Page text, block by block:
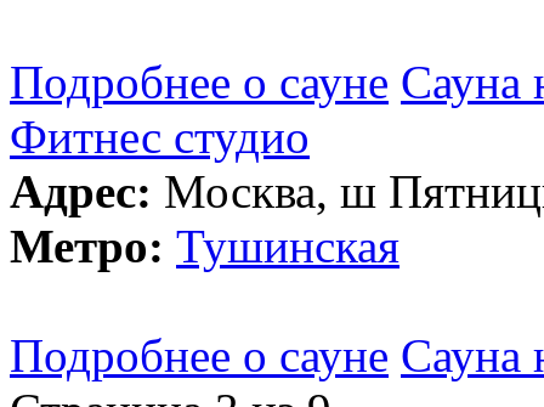
Подробнее о сауне Сауна
Фитнес студио
Адрес: Москва, ш
Метро: Тушинская
Подробнее о сауне Сауна